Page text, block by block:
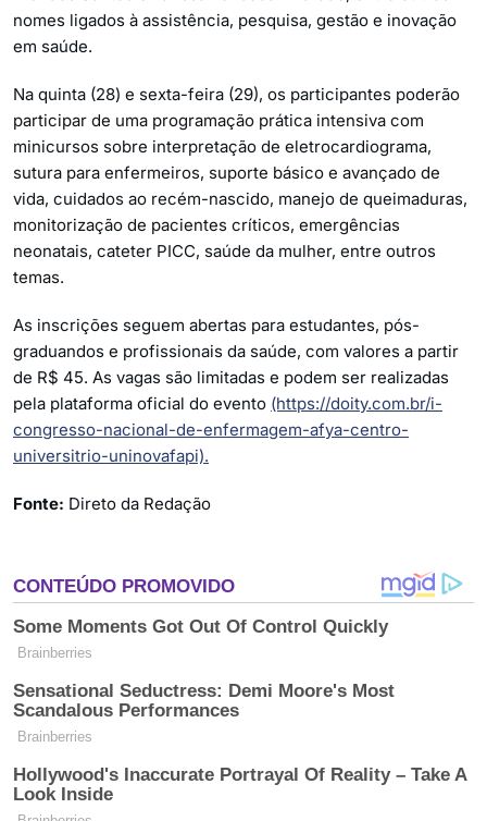
nomes ligados à assistência, pesquisa, gestão e inovação
em saúde.
Na quinta (28) e sexta-feira (29), os participantes poderão
participar de uma programação prática intensiva com
minicursos sobre interpretação de eletrocardiograma,
sutura para enfermeiros, suporte básico e avançado de
vida, cuidados ao recém-nascido, manejo de queimaduras,
monitorização de pacientes críticos, emergências
neonatais, cateter PICC, saúde da mulher, entre outros
temas.
As inscrições seguem abertas para estudantes, pós-
graduandos e profissionais da saúde, com valores a partir
de R$ 45. As vagas são limitadas e podem ser realizadas
pela plataforma oficial do evento (https://doity.com.br/i-
congresso-nacional-de-enfermagem-afya-centro-
universitrio-uninovafapi).
Fonte: Direto da Redação